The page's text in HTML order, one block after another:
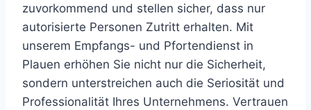
zuvorkommend und stellen sicher, dass nur
autorisierte Personen Zutritt erhalten. Mit
unserem Empfangs- und Pfortendienst in
Plauen erhöhen Sie nicht nur die Sicherheit,
sondern unterstreichen auch die Seriosität und
Professionalität Ihres Unternehmens. Vertrauen